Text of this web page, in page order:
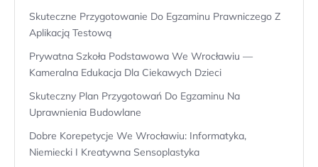
Skuteczne Przygotowanie Do Egzaminu Prawniczego Z
Aplikacją Testową
Prywatna Szkoła Podstawowa We Wrocławiu —
Kameralna Edukacja Dla Ciekawych Dzieci
Skuteczny Plan Przygotowań Do Egzaminu Na
Uprawnienia Budowlane
Dobre Korepetycje We Wrocławiu: Informatyka,
Niemiecki I Kreatywna Sensoplastyka